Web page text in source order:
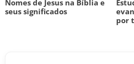
Nomes de Jesus na Bíblia e
seus significados
por